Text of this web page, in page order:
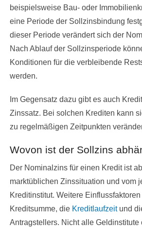
beispielsweise Bau- oder
eine Periode der Sollzinsbindung
dieser Periode verändert sich der
Nach Ablauf der Sollzinsperiode
Konditionen für die verbleibende
werden.
Im Gegensatz dazu gibt es auch
Zinssatz. Bei solchen Krediten kann
zu regelmäßigen Zeitpunkten
Wovon ist der Sollzins
Der Nominalzins für einen Kredit ist
marktüblichen Zinssituation und vom
Kreditinstitut. Weitere
Kreditsumme, die Kreditlaufzeitund
Antragstellers. Nicht alle Geldinstitute